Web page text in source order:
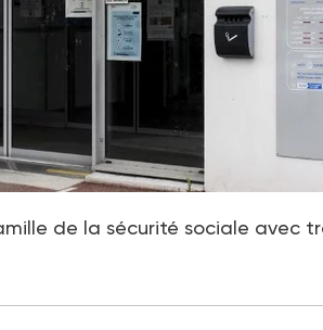
de la sécurité sociale avec